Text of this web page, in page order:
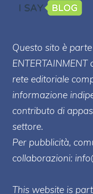
Questo sito è
ENTERTAINMENT
rete editoriale
informazione
contributo di
settore.
Per pubblicità,
collaborazioni:
This website is